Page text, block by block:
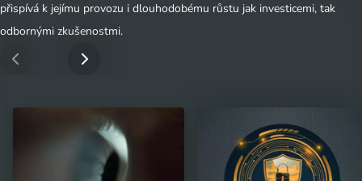
přispívá k jejímu provozu i dlouhodobému růstu jak investicemi, tak
odbornými zkušenostmi.